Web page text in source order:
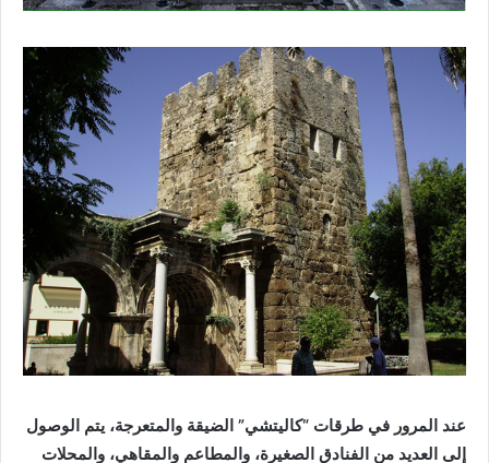
عند المرور في طرقات “كاليتشي” الضيقة والمتعرجة، يتم الوصول
إلى العديد من الفنادق الصغيرة، والمطاعم والمقاهي، والمحلات